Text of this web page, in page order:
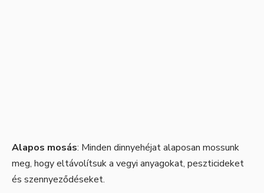
Alapos mosás: Minden dinnyehéjat alaposan mossunk
meg, hogy eltávolítsuk a vegyi anyagokat, peszticideket
és szennyeződéseket.